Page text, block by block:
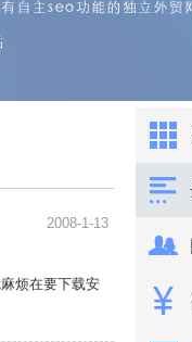
2008-1-13
烦在要下载安